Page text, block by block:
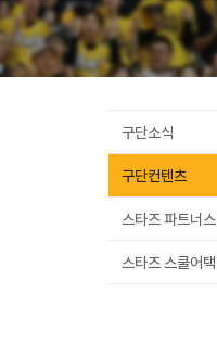
구단소식
구단컨텐츠
스타즈 파트너스
스타즈 스쿨어택